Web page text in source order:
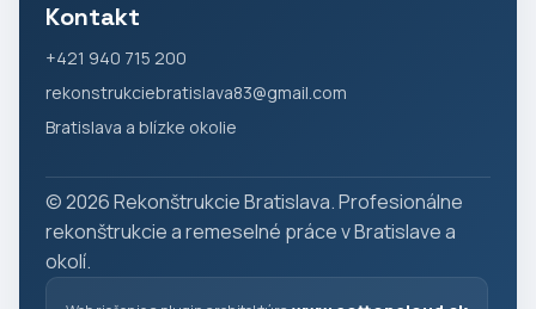
Kontakt
+421 940 715 200
rekonstrukciebratislava83@gmail.com
Bratislava a blízke okolie
© 2026 Rekonštrukcie Bratislava. Profesionálne
rekonštrukcie a remeselné práce v Bratislave a
okolí.